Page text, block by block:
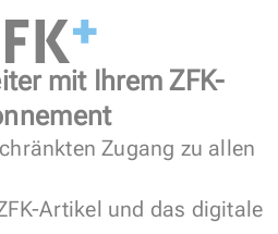
mit Ihrem ZFK-
Zugang zu allen
Artikel und das digitale